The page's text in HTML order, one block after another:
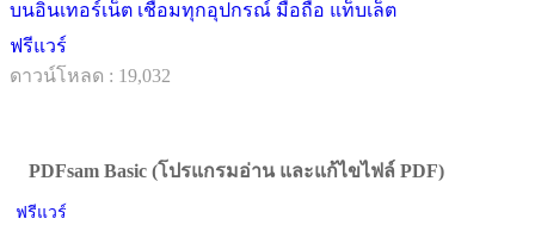
บนอินเทอร์เน็ต เชื่อมทุกอุปกรณ์ มือถือ แท็บเล็ต
ฟรีแวร์
ดาวน์โหลด : 19,032
PDFsam Basic (โปรแกรมอ่าน และแก้ไขไฟล์ PDF)
ฟรีแวร์